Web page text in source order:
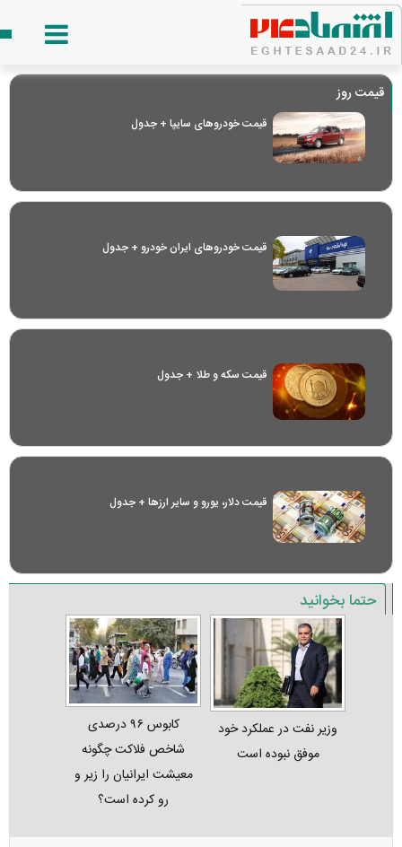
قیمت روز
قیمت خودرو‌های سایپا + جدول
قیمت خودرو‌های ایران خودرو + جدول
قیمت سکه و طلا + جدول
قیمت دلار، یورو و سایر ارز‌ها + جدول
حتما بخوانید
وزیر نفت در عملکرد خود
موفق نبوده است
کابوس ۹۶ درصدی
شاخص فلاکت چگونه
معیشت ایرانیان را زیر و
رو کرده است؟